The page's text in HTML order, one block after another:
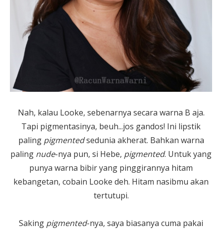
Nah, kalau Looke, sebenarnya secara warna B aja.
Tapi pigmentasinya, beuh...jos gandos! Ini lipstik
paling pigmentedsedunia akherat. Bahkan warna
paling nude-nya pun, si Hebe, pigmented. Untuk yang
punya warna bibir yang pinggirannya hitam
kebangetan, cobain Looke deh. Hitam nasibmu akan
tertutupi.
Saking pigmented-nya, saya biasanya cuma pakai